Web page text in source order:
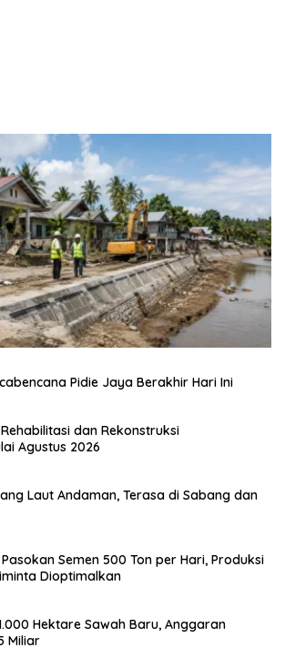
Pidie Jaya Berakhir Hari Ini
dan Rekonstruksi
Agustus 2026
Laut Andaman, Terasa di Sabang dan
Semen 500 Ton per Hari, Produksi
Dioptimalkan
Hektare Sawah Baru, Anggaran
Miliar